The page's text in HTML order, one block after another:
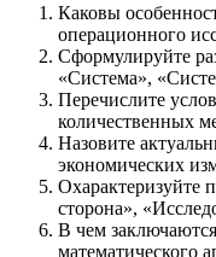
Каковы
операционного
Сформулируйте
«Система»,
Перечислите
количественных
Назовите
экономических
Охарактеризуйте
сторона»,
В чем
математического